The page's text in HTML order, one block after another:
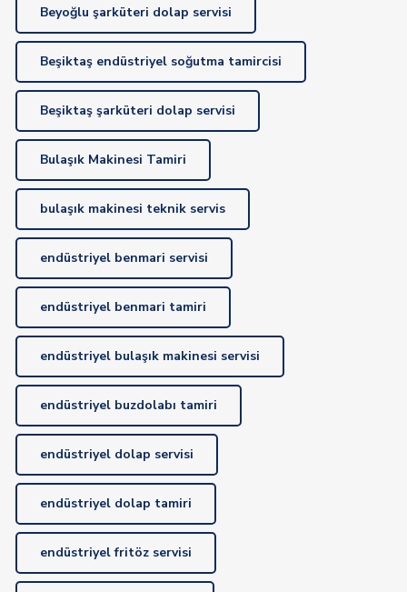
Beyoğlu şarküteri dolap servisi
Beşiktaş endüstriyel soğutma tamircisi
Beşiktaş şarküteri dolap servisi
Bulaşık Makinesi Tamiri
bulaşık makinesi teknik servis
endüstriyel benmari servisi
endüstriyel benmari tamiri
endüstriyel bulaşık makinesi servisi
endüstriyel buzdolabı tamiri
endüstriyel dolap servisi
endüstriyel dolap tamiri
endüstriyel fritöz servisi